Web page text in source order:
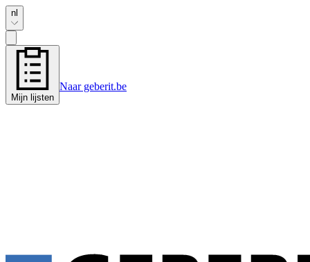
nl
Mijn lijsten
Naar geberit.be